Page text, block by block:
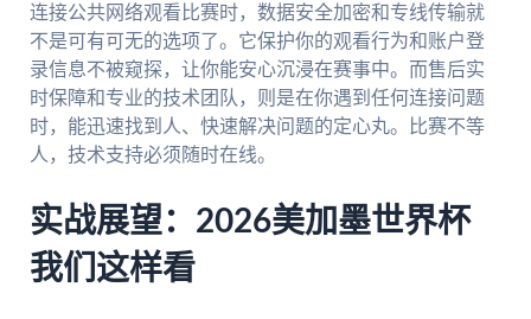
连接公共网络观看比赛时，数据安全加密和专线传输就
不是可有可无的选项了。它保护你的观看行为和账户登
录信息不被窥探，让你能安心沉浸在赛事中。而售后实
时保障和专业的技术团队，则是在你遇到任何连接问题
时，能迅速找到人、快速解决问题的定心丸。比赛不等
人，技术支持必须随时在线。
实战展望：2026美加墨世界杯
我们这样看